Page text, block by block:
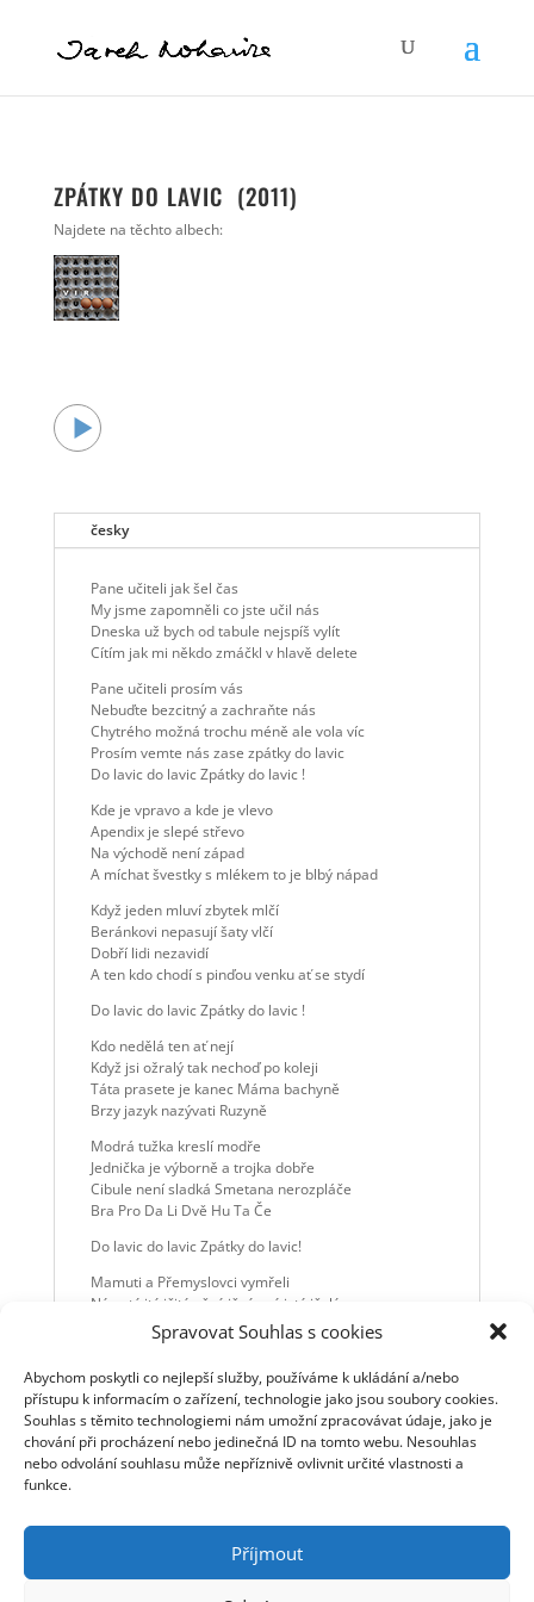
Spravovat Souhlas s cookies
Abychom poskytli co nejlepší služby, používáme k ukládání a/nebo
přístupu k informacím o zařízení, technologie jako jsou soubory cookies.
Souhlas s těmito technologiemi nám umožní zpracovávat údaje, jako je
chování při procházení nebo jedinečná ID na tomto webu. Nesouhlas
nebo odvolání souhlasu může nepříznivě ovlivnit určité vlastnosti a
funkce.
Příjmout
ZPÁTKY DO LAVIC (2011)
Najdete na těchto albech:
česky
Pane učiteli jak šel čas
My jsme zapomněli co jste učil nás
Dneska už bych od tabule nejspíš vylít
Cítím jak mi někdo zmáčkl v hlavě delete
Pane učiteli prosím vás
Nebuďte bezcitný a zachraňte nás
Chytrého možná trochu méně ale vola víc
Prosím vemte nás zase zpátky do lavic
Do lavic do lavic Zpátky do lavic !
Kde je vpravo a kde je vlevo
Apendix je slepé střevo
Na východě není západ
A míchat švestky s mlékem to je blbý nápad
Když jeden mluví zbytek mlčí
Beránkovi nepasují šaty vlčí
Dobří lidi nezavidí
A ten kdo chodí s pinďou venku ať se stydí
Do lavic do lavic Zpátky do lavic !
Kdo nedělá ten ať nejí
Když jsi ožralý tak nechoď po koleji
Táta prasete je kanec Máma bachyně
Brzy jazyk nazývati Ruzyně
Modrá tužka kreslí modře
Jednička je výborně a trojka dobře
Cibule není sladká Smetana nerozpláče
Bra Pro Da Li Dvě Hu Ta Če
Do lavic do lavic Zpátky do lavic!
Mamuti a Přemyslovci vymřeli
Ný natý itý ičitý ečný ičný ový istý ičelý
Hlavní město Iránu je Teherán
Ývan mává Blýskavice Ó náš pán
Oslovujem pátým pádem
Nezabijem Nepokradem
Chleba řežem ostrým nožem
A aspoň neškodíme když už nepomožem